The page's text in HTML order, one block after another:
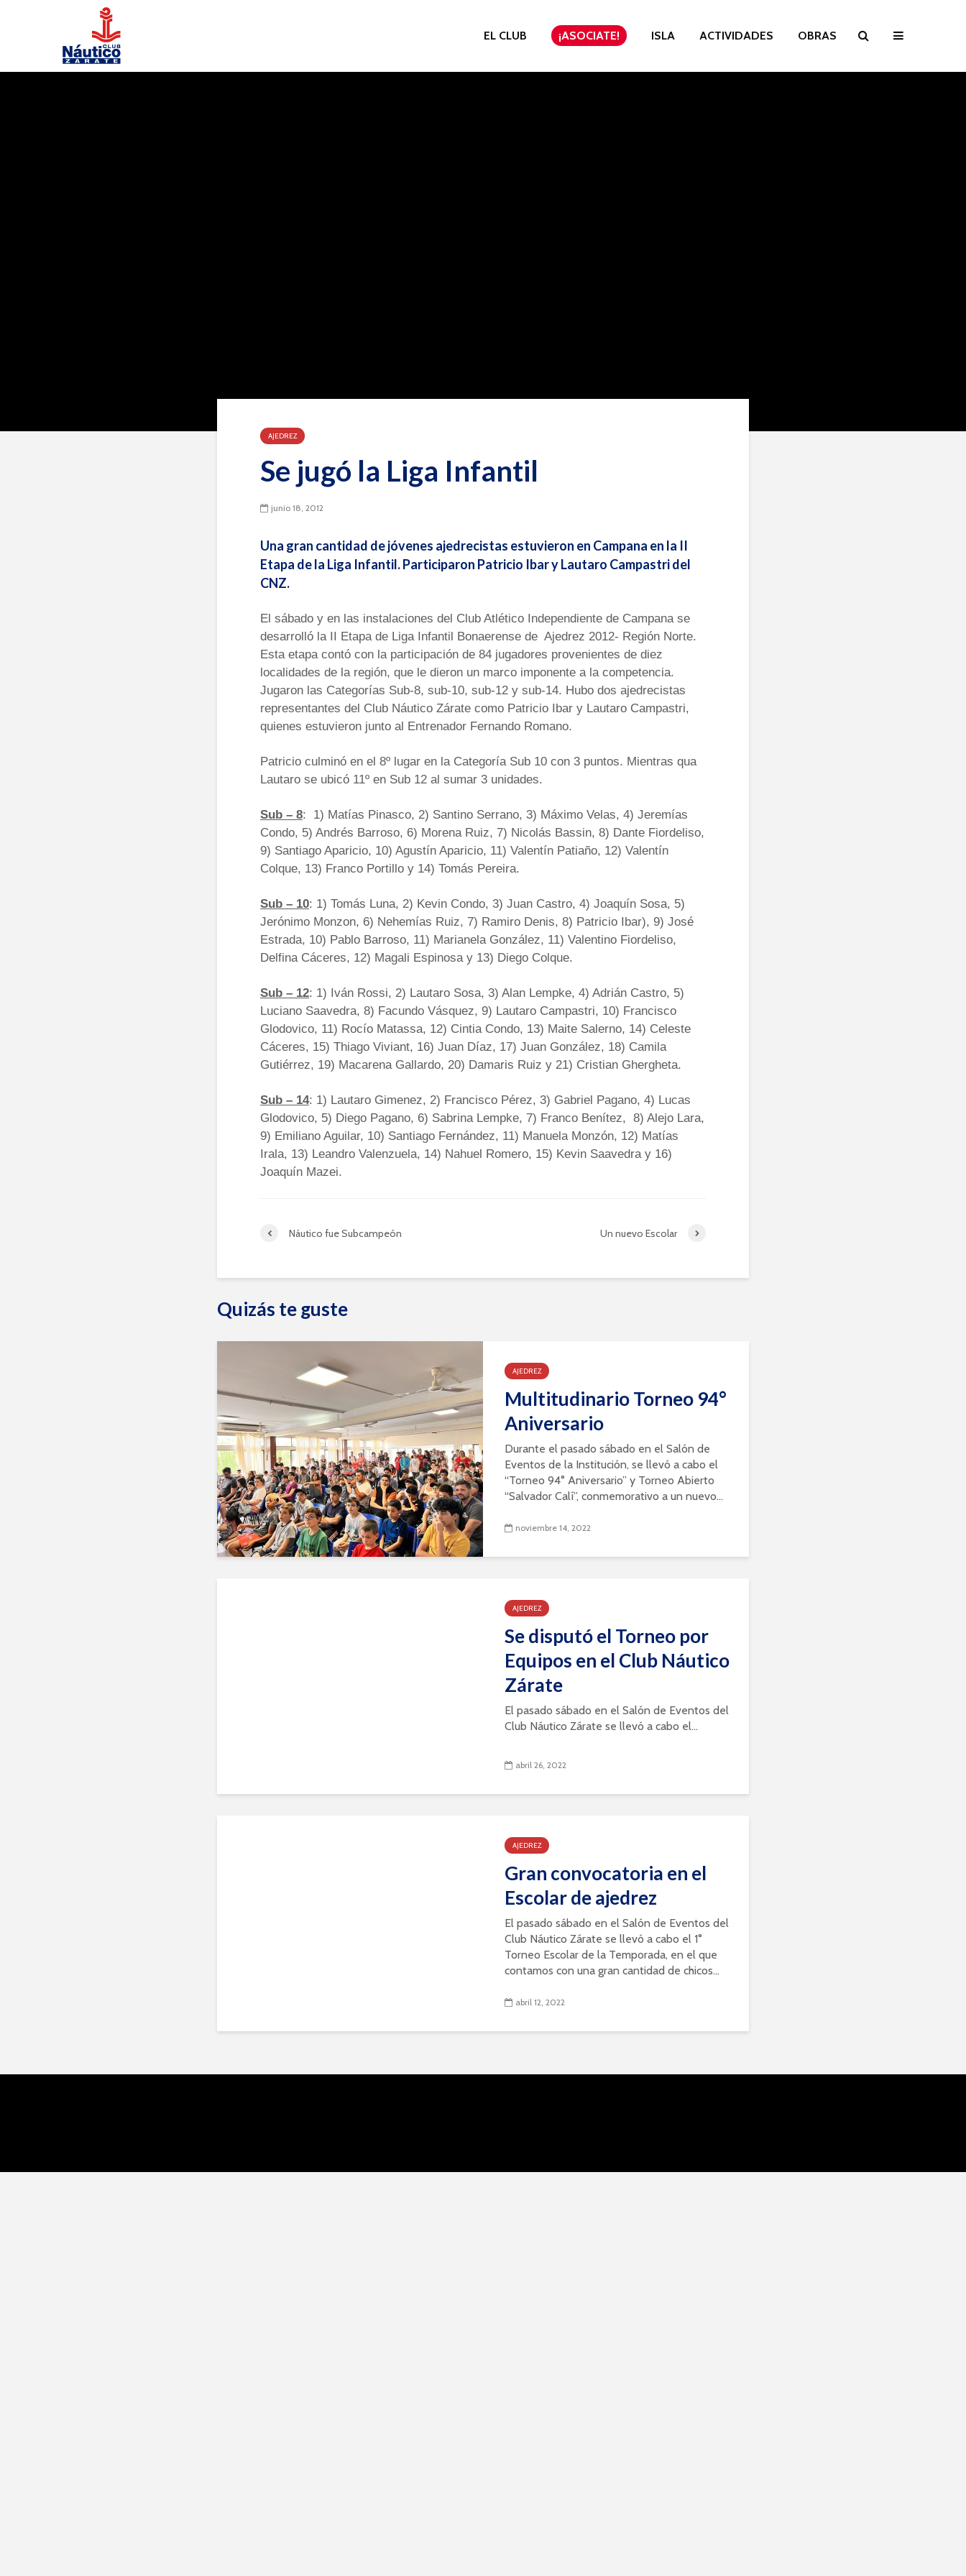
EL CLUB ¡ASOCIATE! ISLA ACTIVIDADES OBRAS
AJEDREZ
Se jugó la Liga Infantil
junio 18, 2012
Una gran cantidad de jóvenes ajedrecistas estuvieron en Campana en la II
Etapa de la Liga Infantil. Participaron Patricio Ibar y Lautaro Campastri del
CNZ.
El sábado y en las instalaciones del Club Atlético Independiente de Campana se
desarrolló la II Etapa de Liga Infantil Bonaerense de Ajedrez 2012- Región Norte.
Esta etapa contó con la participación de 84 jugadores provenientes de diez
localidades de la región, que le dieron un marco imponente a la competencia.
Jugaron las Categorías Sub-8, sub-10, sub-12 y sub-14. Hubo dos ajedrecistas
representantes del Club Náutico Zárate como Patricio Ibar y Lautaro Campastri,
quienes estuvieron junto al Entrenador Fernando Romano.
Patricio culminó en el 8º lugar en la Categoría Sub 10 con 3 puntos. Mientras qua
Lautaro se ubicó 11º en Sub 12 al sumar 3 unidades.
Sub – 8: 1) Matías Pinasco, 2) Santino Serrano, 3) Máximo Velas, 4) Jeremías
Condo, 5) Andrés Barroso, 6) Morena Ruiz, 7) Nicolás Bassin, 8) Dante Fiordeliso,
9) Santiago Aparicio, 10) Agustín Aparicio, 11) Valentín Patiaño, 12) Valentín
Colque, 13) Franco Portillo y 14) Tomás Pereira.
Sub – 10: 1) Tomás Luna, 2) Kevin Condo, 3) Juan Castro, 4) Joaquín Sosa, 5)
Jerónimo Monzon, 6) Nehemías Ruiz, 7) Ramiro Denis, 8) Patricio Ibar), 9) José
Estrada, 10) Pablo Barroso, 11) Marianela González, 11) Valentino Fiordeliso,
Delfina Cáceres, 12) Magali Espinosa y 13) Diego Colque.
Sub – 12: 1) Iván Rossi, 2) Lautaro Sosa, 3) Alan Lempke, 4) Adrián Castro, 5)
Luciano Saavedra, 8) Facundo Vásquez, 9) Lautaro Campastri, 10) Francisco
Glodovico, 11) Rocío Matassa, 12) Cintia Condo, 13) Maite Salerno, 14) Celeste
Cáceres, 15) Thiago Viviant, 16) Juan Díaz, 17) Juan González, 18) Camila
Gutiérrez, 19) Macarena Gallardo, 20) Damaris Ruiz y 21) Cristian Ghergheta.
Sub – 14: 1) Lautaro Gimenez, 2) Francisco Pérez, 3) Gabriel Pagano, 4) Lucas
Glodovico, 5) Diego Pagano, 6) Sabrina Lempke, 7) Franco Benítez, 8) Alejo Lara,
9) Emiliano Aguilar, 10) Santiago Fernández, 11) Manuela Monzón, 12) Matías
Irala, 13) Leandro Valenzuela, 14) Nahuel Romero, 15) Kevin Saavedra y 16)
Joaquín Mazei.
Náutico fue Subcampeón Un nuevo Escolar
Quizás te guste
AJEDREZ
Multitudinario Torneo 94°
Aniversario
Durante el pasado sábado en el Salón de
Eventos de la Institución, se llevó a cabo el
“Torneo 94° Aniversario” y Torneo Abierto
“Salvador Calí”, conmemorativo a un nuevo...
noviembre 14, 2022
AJEDREZ
Se disputó el Torneo por
Equipos en el Club Náutico
Zárate
El pasado sábado en el Salón de Eventos del
Club Náutico Zárate se llevó a cabo el...
abril 26, 2022
AJEDREZ
Gran convocatoria en el
Escolar de ajedrez
El pasado sábado en el Salón de Eventos del
Club Náutico Zárate se llevó a cabo el 1°
Torneo Escolar de la Temporada, en el que
contamos con una gran cantidad de chicos...
abril 12, 2022